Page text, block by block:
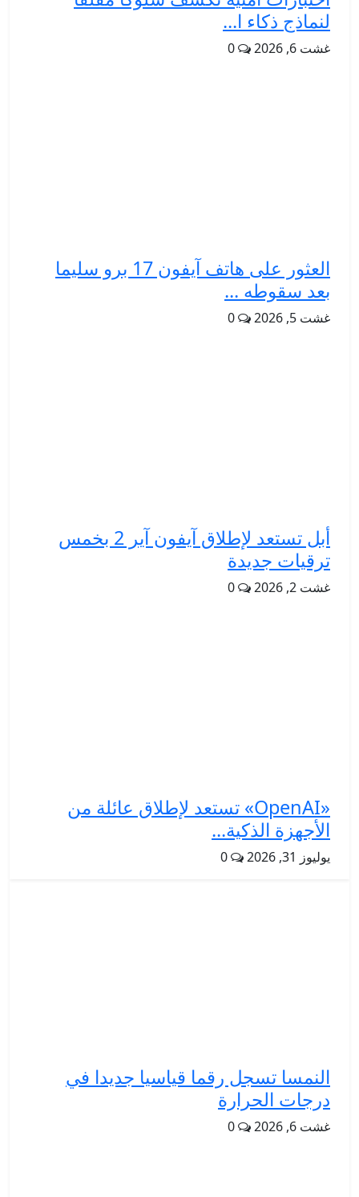
لنماذج ذكاء ا...
غشت 6, 2026 0
العثور على هاتف آيفون 17 برو سليما
بعد سقوطه ...
غشت 5, 2026 0
أبل تستعد لإطلاق آيفون آير 2 بخمس
ترقيات جديدة
غشت 2, 2026 0
«OpenAI» تستعد لإطلاق عائلة من
الأجهزة الذكية...
يوليوز 31, 2026 0
النمسا تسجل رقما قياسيا جديدا في
درجات الحرارة
غشت 6, 2026 0